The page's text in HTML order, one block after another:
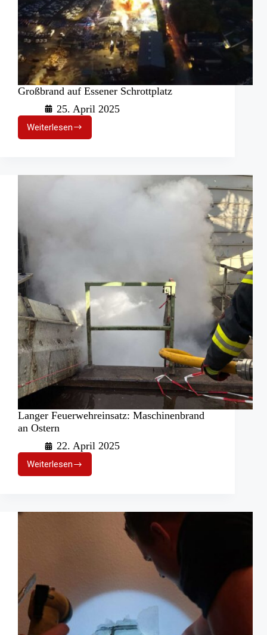
Großbrand auf Essener Schrottplatz
25. April 2025
WeiterlesenGroßbrand
auf
Langer Feuerwehreinsatz: Maschinenbrand
an Ostern
22. April 2025
Weiterlesen
Langer
Feuerwehreinsatz:
Ostern